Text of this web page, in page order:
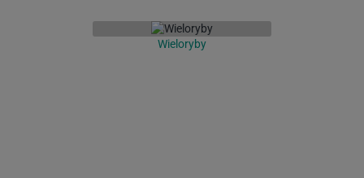
Wieloryby